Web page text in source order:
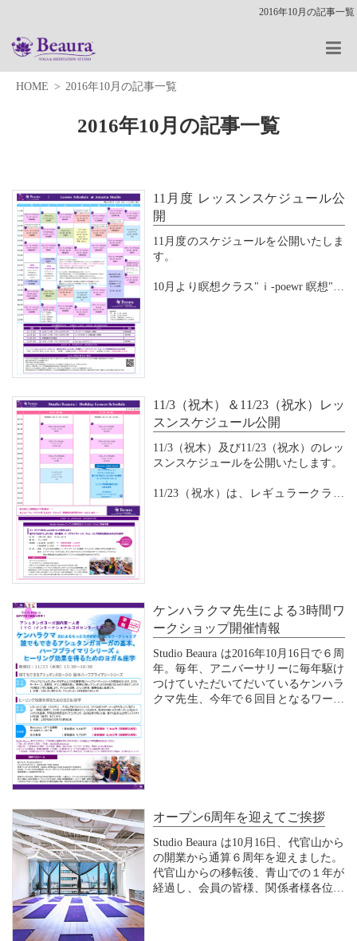
2016年10月の記事一覧
HOME 2016年10月の記事一覧
2016年10月の記事一覧
11月度 レッスンスケジュール公
開
11月度のスケジュールを公開いたしま
す。
10月より瞑想クラス"ｉ-poewr 瞑想"を
集中や呼吸、古代の瞑想法がシステマ
ティックに含まれている”i power 瞑
11/3（祝木）＆11/23（祝水）レッ
スンスケジュール公開
11/3（祝木）及び11/23（祝水）のレッ
スンスケジュールを公開いたします。
11/23（祝水）は、レギュラークラス
ケンハラクマ先生による3時間ワ
ークショップ開催情報
Studio Beaura は2016年10月16日で６周
年。毎年、アニバーサリーに毎年駆け
つけていただいてだいているケンハラ
クマ先生、今年で６回目となるワーク
オープン6周年を迎えてご挨拶
Studio Beaura は10月16日、代官山から
の開業から通算６周年を迎えました。
代官山からの移転後、青山での１年が
経過し、会員の皆様、関係者様各位の